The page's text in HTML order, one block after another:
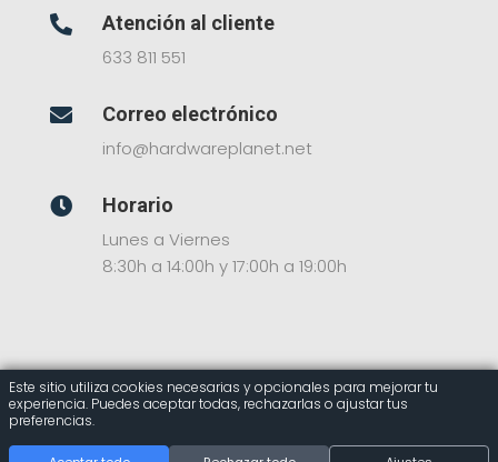

Atención al cliente
633 811 551

Correo electrónico
info@hardwareplanet.net

Horario
Lunes a Viernes
8:30h a 14:00h y 17:00h a 19:00h
© 2025 Hardware Planet – Tienda Online de
Componentes Informáticos
Este sitio utiliza cookies necesarias y opcionales para mejorar tu
experiencia. Puedes aceptar todas, rechazarlas o ajustar tus
preferencias.